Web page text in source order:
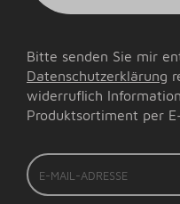
Bitte senden Sie mir
Datenschutzerklärung
widerruflich
Produktsortiment per
E-
Mail-
Adresse